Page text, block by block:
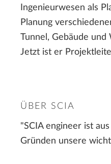
Ingenieurwesen als
Planung
Tunnel, Gebäude und
Jetzt ist er
ÜBER SCIA
"SCIA engineer ist
Gründen unsere